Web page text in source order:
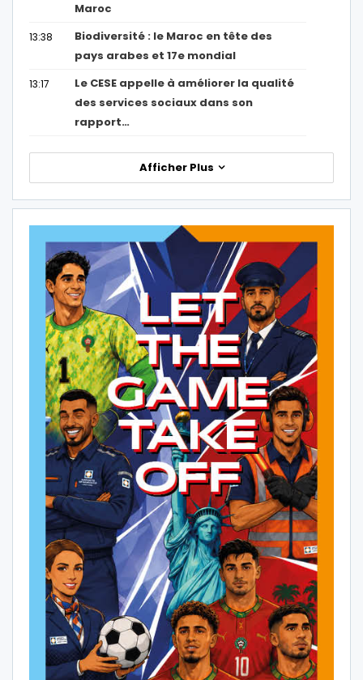
Maroc
13:38
Biodiversité : le Maroc en tête des
pays arabes et 17e mondial
13:17
Le CESE appelle à améliorer la qualité
des services sociaux dans son
rapport…
Afficher Plus